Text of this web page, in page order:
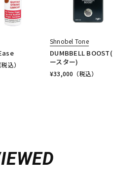
（税込）
Shnobel Tone
DUMBBELL
ースター)
¥33,000 （税込）